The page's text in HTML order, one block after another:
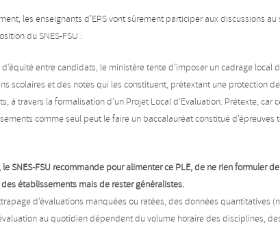
les enseignants d’EPS vont sûrement participer aux discussions
du SNES-FSU :
entre candidats, le ministère tente d’imposer un cadrage local
scolaires et des notes qui les constituent, prétextant une protection
à travers la formalisation d’un Projet Local d’Evaluation. Prétexte, car
comme seul peut le faire un baccalauréat constitué d’épreuves
SNES-FSU recommande pour alimenter ce PLE, de ne rien formuler
établissements mais de rester généralistes.
d’évaluations manquées ou ratées, des données quantitatives
au quotidien dépendent du volume horaire des disciplines,